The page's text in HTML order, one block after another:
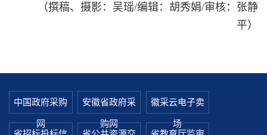
（撰稿、摄影：吴瑶/编辑：胡秀娟/审核：张静
平）
中国政府采购
网
安徽省政府采
购网
徽采云电子卖
场